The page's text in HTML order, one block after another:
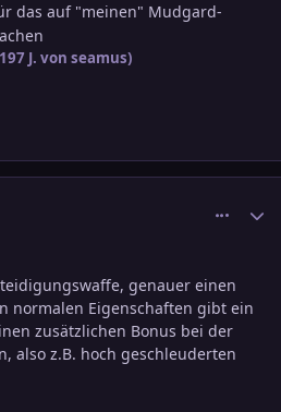
das auf "meinen" Mudgard-
7 J. von seamus)
genauer einen
normalen Eigenschaften gibt ein
zusätzlichen Bonus bei der
also z.B. hoch geschleuderten